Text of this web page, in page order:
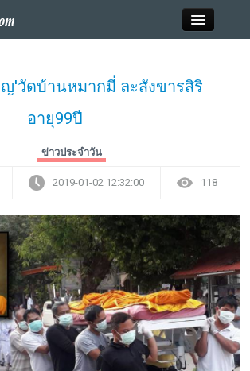
วาไรตี้
ไลฟ์สไตล์
สังคมออนไลน์
พระดอทกะฉ่อน
'วัดบ้านหมากมี่ ละสังขารสิริ
อายุ99ปี
ข่าวประจำวัน
2019-01-02 12:32:00 118